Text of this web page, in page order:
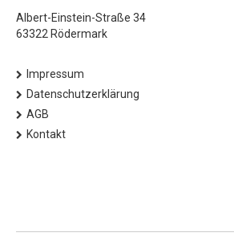
Albert-Einstein-Straße 34
63322 Rödermark
Impressum
Datenschutzerklärung
AGB
Kontakt